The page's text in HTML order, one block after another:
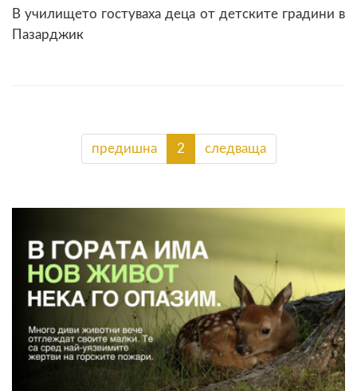
В училището гостуваха деца от детските градини в
Пазарджик
предишна 2 следваща